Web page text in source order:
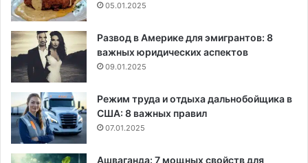
05.01.2025
Развод в Америке для эмигрантов: 8
важных юридических аспектов
09.01.2025
Режим труда и отдыха дальнобойщика в
США: 8 важных правил
07.01.2025
Ашваганда: 7 мощных свойств для